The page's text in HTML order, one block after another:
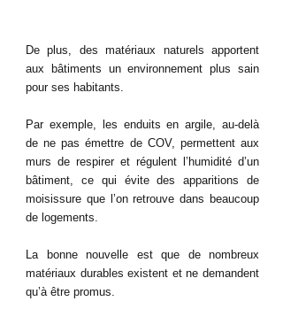
De plus, des matériaux naturels apportent
aux bâtiments un environnement plus sain
pour ses habitants.
Par exemple, les enduits en argile, au-delà
de ne pas émettre de COV, permettent aux
murs de respirer et régulent l’humidité d’un
bâtiment, ce qui évite des apparitions de
moisissure que l’on retrouve dans beaucoup
de logements.
La bonne nouvelle est que de nombreux
matériaux durables existent et ne demandent
qu’à être promus.